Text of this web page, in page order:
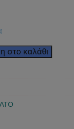
στο καλάθι